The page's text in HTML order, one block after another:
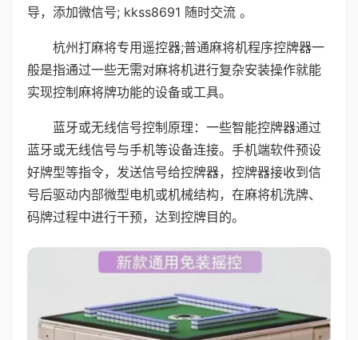
导，添加微信号; kkss8691 随时交流 。
杭州打麻将专用遥控器;普通麻将机程序控牌器一
般是指通过一些无需对麻将机进行复杂安装操作就能
实现控制麻将牌功能的设备或工具。
蓝牙或无线信号控制原理：一些智能控牌器通过
蓝牙或无线信号与手机等设备连接。手机端软件预设
好牌型等指令，发送信号给控牌器，控牌器接收到信
号后驱动内部微型电机或机械结构，在麻将机洗牌、
码牌过程中进行干预，达到控牌目的。